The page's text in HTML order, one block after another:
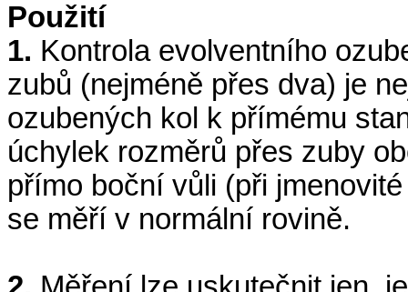
Použití
1. Kontrola evolventního
zubů (nejméně přes dva) je
ozubených kol k přímému
úchylek rozměrů přes zuby
přímo boční vůli (při
se měří v normální rovině.